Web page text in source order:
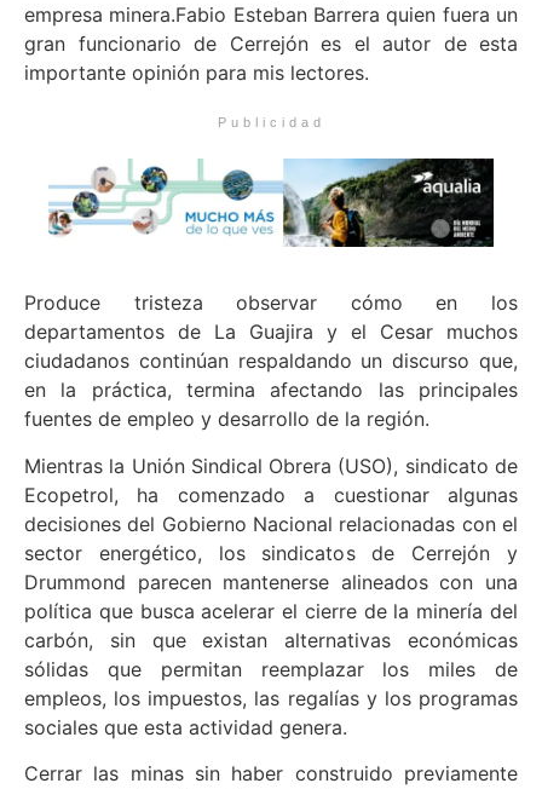
empresa minera.Fabio Esteban Barrera quien fuera un
gran funcionario de Cerrejón es el autor de esta
importante opinión para mis lectores.
Publicidad
Produce tristeza observar cómo en los
departamentos de La Guajira y el Cesar muchos
ciudadanos continúan respaldando un discurso que,
en la práctica, termina afectando las principales
fuentes de empleo y desarrollo de la región.
Mientras la Unión Sindical Obrera (USO), sindicato de
Ecopetrol, ha comenzado a cuestionar algunas
decisiones del Gobierno Nacional relacionadas con el
sector energético, los sindicatos de Cerrejón y
Drummond parecen mantenerse alineados con una
política que busca acelerar el cierre de la minería del
carbón, sin que existan alternativas económicas
sólidas que permitan reemplazar los miles de
empleos, los impuestos, las regalías y los programas
sociales que esta actividad genera.
Cerrar las minas sin haber construido previamente